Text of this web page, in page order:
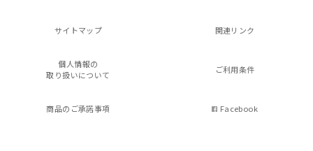
サイトマップ 関連リンク
個人情報の
取り扱いについて
ご利用条件
商品のご承諾事項 Facebook